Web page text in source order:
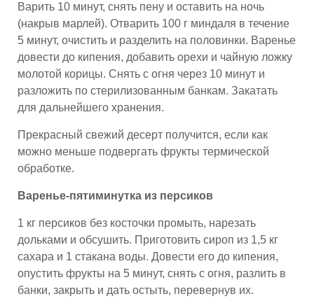
Варить 10 минут, снять пену и оставить на ночь
(накрыв марлей). Отварить 100 г миндаля в течение
5 минут, очистить и разделить на половинки. Варенье
довести до кипения, добавить орехи и чайную ложку
молотой корицы. Снять с огня через 10 минут и
разложить по стерилизованным банкам. Закатать
для дальнейшего хранения.
Прекрасный свежий десерт получится, если как
можно меньше подвергать фрукты термической
обработке.
Варенье-пятиминутка из персиков
1 кг персиков без косточки промыть, нарезать
дольками и обсушить. Приготовить сироп из 1,5 кг
сахара и 1 стакана воды. Довести его до кипения,
опустить фрукты на 5 минут, снять с огня, разлить в
банки, закрыть и дать остыть, перевернув их.